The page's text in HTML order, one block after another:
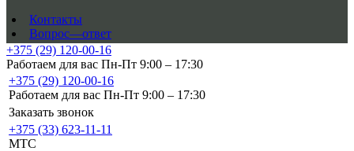
Контакты
Вопрос—ответ
+375 (29) 120-00-16
Работаем для вас Пн-Пт 9:00 – 17:30
+375 (29) 120-00-16
Работаем для вас Пн-Пт 9:00 – 17:30
Заказать звонок
+375 (33) 623-11-11
MTC